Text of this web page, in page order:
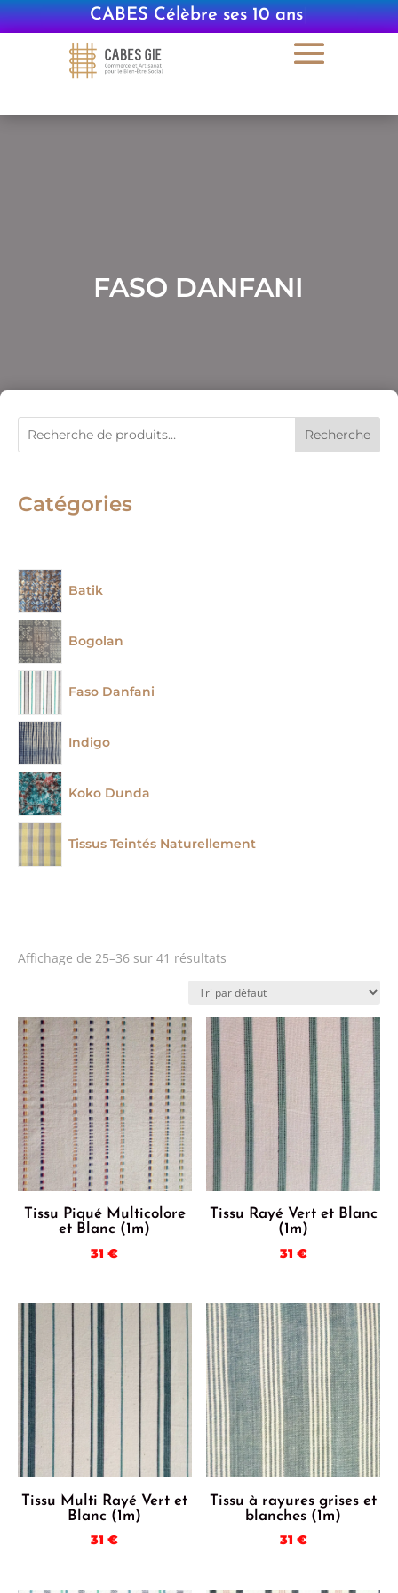
CABES Célèbre ses 10 ans|
FASO DANFANI
Recherche
Catégories
Batik
Bogolan
Faso Danfani
Indigo
Koko Dunda
Tissus Teintés Naturellement
Affichage de 25–36 sur 41 résultats
Tissu Piqué Multicolore
et Blanc (1m)
31€
Tissu Rayé Vert et Blanc
(1m)
31 €
Tissu Multi Rayé Vert et
Blanc (1m)
31€
Tissu à rayures grises et
blanches (1m)
31 €